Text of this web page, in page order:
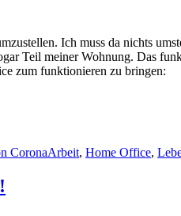
Ich muss da nichts
Teil mein­er Woh­nung. Das
zum funk­tion­ieren zu bringen:
CoronaArbeit, Home Office,